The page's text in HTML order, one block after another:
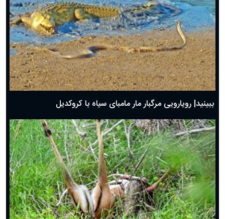
ببینید| رویارویی مرگبار مار مامبای سیاه با کروکدیل